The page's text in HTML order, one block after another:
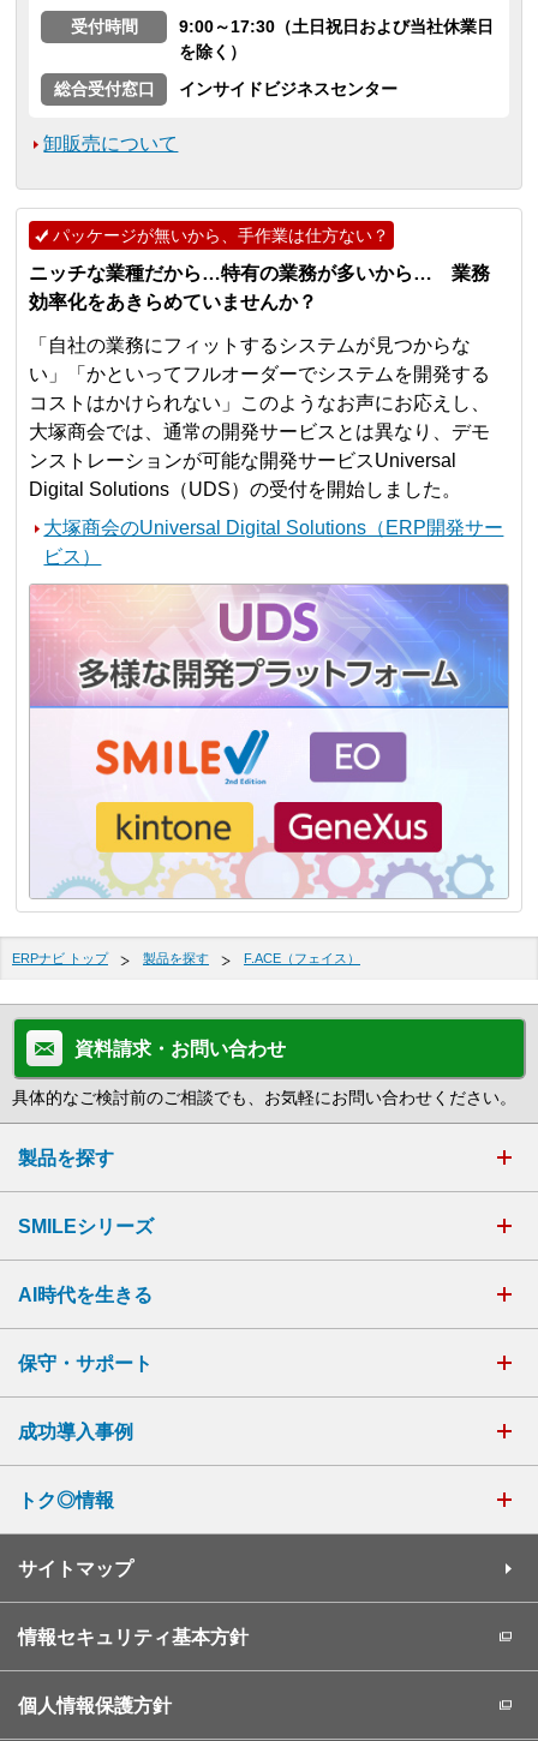
受付時間
9:00～17:30（土日祝日および当社休業日
を除く）
総合受付窓口
インサイドビジネスセンター
卸販売について
パッケージが無いから、手作業は仕方ない？
ニッチな業種だから…特有の業務が多いから… 業務
効率化をあきらめていませんか？
「自社の業務にフィットするシステムが見つからな
い」「かといってフルオーダーでシステムを開発する
コストはかけられない」このようなお声にお応えし、
大塚商会では、通常の開発サービスとは異なり、デモ
ンストレーションが可能な開発サービスUniversal
Digital Solutions（UDS）の受付を開始しました。
大塚商会のUniversal Digital Solutions（ERP開発サー
ビス）
ERPナビ トップ 製品を探す F.ACE（フェイス）
資料請求・お問い合わせ
具体的なご検討前のご相談でも、お気軽にお問い合わせください。
製品を探す
SMILEシリーズ
AI時代を生きる
保守・サポート
成功導入事例
トク◎情報
サイトマップ
情報セキュリティ基本方針
個人情報保護方針